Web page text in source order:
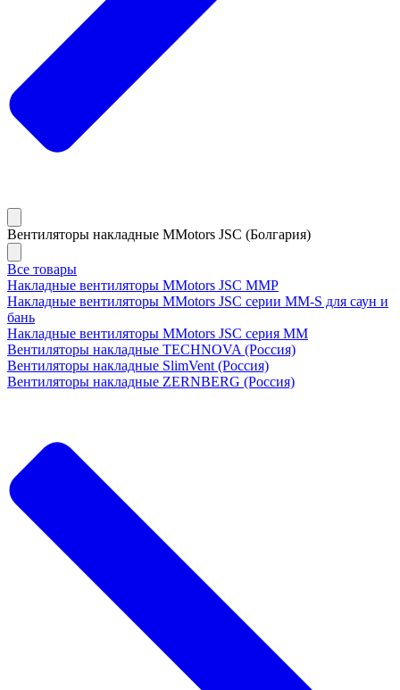
Вентиляторы накладные MMotors JSC (Болгария)
Все товары
Накладные вентиляторы MMotors JSC MMP
Накладные вентиляторы MMotors JSC серии MM-S для саун и
бань
Накладные вентиляторы MMotors JSC серия МM
Вентиляторы накладные TECHNOVA (Россия)
Вентиляторы накладные SlimVent (Россия)
Вентиляторы накладные ZERNBERG (Россия)